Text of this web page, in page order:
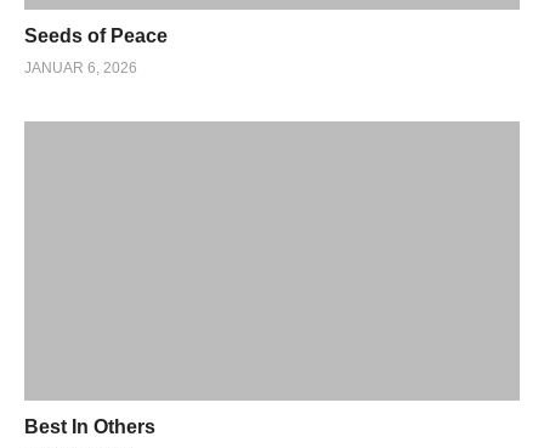
Seeds of Peace
JANUAR 6, 2026
Best In Others